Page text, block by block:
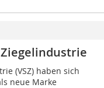
(VSZ) haben sich
neue Marke